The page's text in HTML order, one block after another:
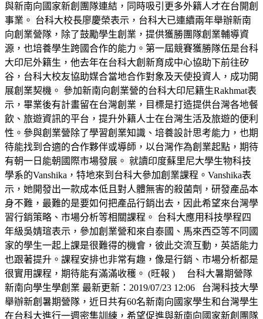
與新南向國家新創團隊連結，同時吸引更多外籍人才在台開創
事業。 台科大校長廖慶榮表示，台科大已連續兩年舉辦新南
向創業營隊，除了鼓勵學生創業，提供獲勝團隊創業輔導資
源，也培養學生跨國合作的能力。第一屆競賽獲勝隊伍是台科
大印尼外籍生，他去年在台科大創新育成中心協助下前往矽
谷，台科大校友協助媒合當地合作對象及天使投資人，成功開
展創業契機。 參加新南向創業營的台科大印尼籍生Rakhmat表
示，畢業後有計畫留在台灣創業，目標是打造提供台灣各地餐
飲、旅遊資訊的平台，提升外籍人士在台灣生活及旅遊的便利
性。參與創業營除了學習創業知識、培養設計思考能力，也期
待能找到合適的合作夥伴或導師，以台灣作為創業起點，期待
有朝一日能朝國際市場發展。 就讀印度蘇里尼大學生物科技
學系的Vanshika，特地來到台科大參加創業課程。Vanshika表
示，她開發出一款成本低且對人體無害的殺菌劑，研發產品本
身不難，最難的是要如何把產品行銷出去，因此希望來台灣學
習行銷策略、市場分析等相關課程。 台科大應用科技學程四
年級吳婧瑄表示，參加創業營和來自泰國、馬來西亞等不同國
家的學生一起上課是很難得的機會，彼此交流互動，英語能力
也跟著提升。課程安排也非常有趣，像是行銷、市場分析都是
很實用課程，期待能有滿滿收穫。 (旺報 ) 台科大暑期營隊
新南向學生學創業 最新更新：2019/07/23 12:06 台灣科技大學
舉辦新創暑期營隊，近日共有60名新南向國家學生和台灣學生
在台科大進行一週密集訓練，希望促進與新南向國家新創團隊